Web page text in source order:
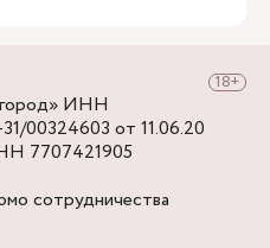
ИНН
00324603 от 11.06.20
7707421905
сотрудничества